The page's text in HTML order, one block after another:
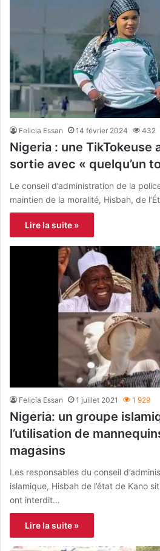
Felicia Essan 14 février 2024 432
Nigeria : une TikTokeuse
sortie avec « quelqu’un
Le conseil d’administration de la
maintien de la moralité, Hisbah, de
Lire la suite »
Felicia Essan 1 juillet 2021 1 929
Nigeria: un groupe
l’utilisation de
magasins
Les responsables du conseil
islamique, Hisbah de l’état de Kano
ont interdit…
Lire la suite »